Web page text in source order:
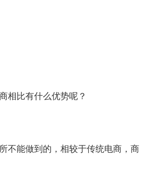
相比有什么优势呢？
不能做到的，相较于传统电商，商